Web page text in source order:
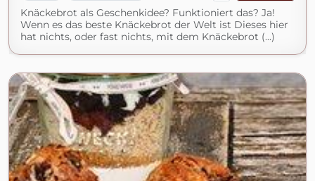
Knäckebrot als Geschenkidee? Funktioniert das? Ja!
Wenn es das beste Knäckebrot der Welt ist Dieses hier
hat nichts, oder fast nichts, mit dem Knäckebrot (...)